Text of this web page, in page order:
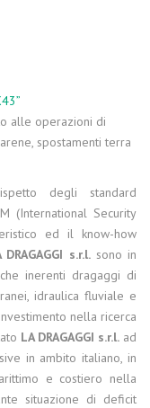
alle operazioni di
spostamenti terra
degli standard
(International Security
ed il know-how
DRAGAGGI s.r.l.sono in
inerenti dragaggi di
idraulica fluviale e
nella ricerca
LA DRAGAGGI s.r.l.ad
in ambito italiano, in
e costiero nella
situazione di deficit